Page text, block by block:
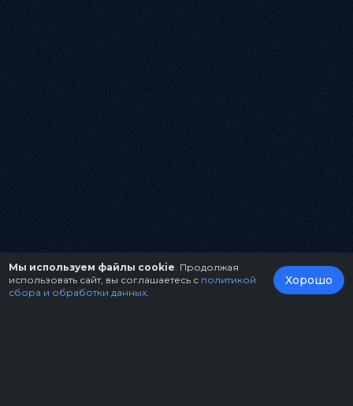
Мы используем файлы cookie . Продолжая
использовать сайт, вы соглашаетесь с политикой
сбора и обработки данных
Хорошо